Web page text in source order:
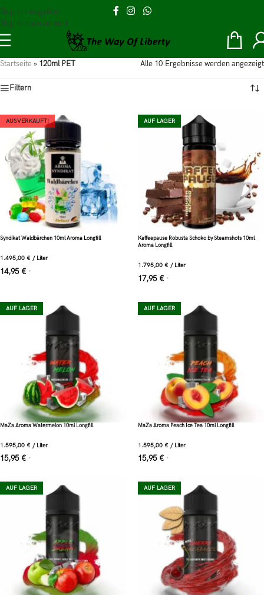
Skip to navigation
Skip to main content
Startseite » 120ml PET Alle 10 Ergebnisse werden angezeigt
Filtern
AUSVERKAUFT!
Syndikat Waldbärchen 10ml Aroma Longfill
1.495,00 € / Liter
14,95 € *
AUF LAGER
Kaffeepause Robusta Schoko by Steamshots 10ml
Aroma Longfill
1.795,00 € / Liter
17,95 € *
AUF LAGER
MaZa Aroma Watermelon 10ml Longfill
1.595,00 € / Liter
15,95 € *
AUF LAGER
MaZa Aroma Peach Ice Tea 10ml Longfill
1.595,00 € / Liter
15,95 € *
AUF LAGER AUF LAGER